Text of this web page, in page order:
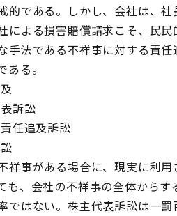
的である。しかし、会社は、
による損害賠償請求こそ、民民
手法である不祥事に対する責
る。
訴訟
任追及訴訟
祥事がある場合に、現実に利
も、会社の不祥事の全体から
ではない。株主代表訴訟は一罰